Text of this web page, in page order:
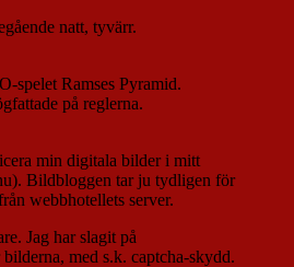
natt, tyvärr.
spelet Ramses Pyramid.
på reglerna.
min digitala bilder i mitt
Bildbloggen tar ju tydligen för
webbhotellets server.
Jag har slagit på
med s.k. captcha-skydd.